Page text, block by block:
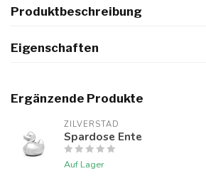
Produktbeschreibung
Eigenschaften
Ergänzende Produkte
ZILVERSTAD
Spardose Ente
Auf Lager